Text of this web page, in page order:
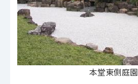
本堂東側庭園